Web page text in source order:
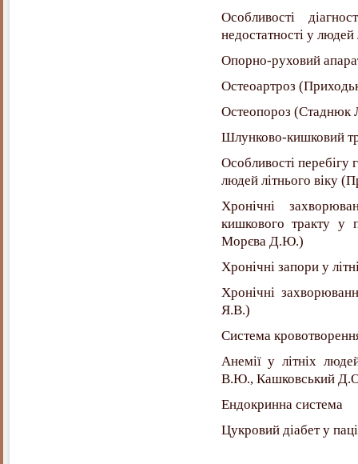
Особливості
недостатності у
Опорно-руховий
Остеоартроз
Остеопороз (Стаднюк
Шлунково-кишковий
Особливості перебігу
людей літнього віку
Хронічні
кишкового тракту у
Морєва Д.Ю.)
Хронічні запори у
Хронічні
Я.В.)
Система
Анемії у літніх
В.Ю., Кашковський
Ендокринна система
Цукровий діабет у